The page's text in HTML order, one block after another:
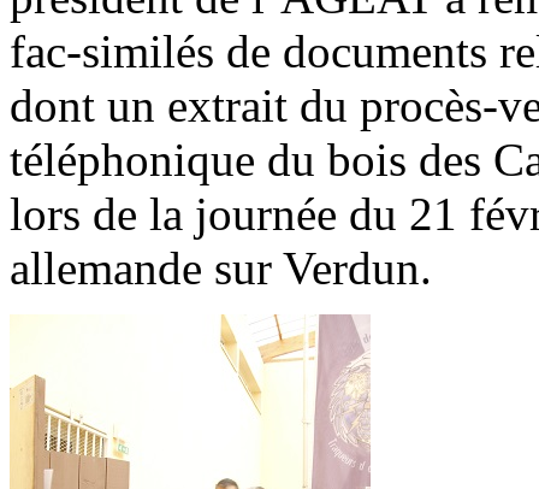
fac-similés de documents
dont un extrait du procès-
téléphonique du bois des
lors de la journée du 21
allemande sur Verdun.